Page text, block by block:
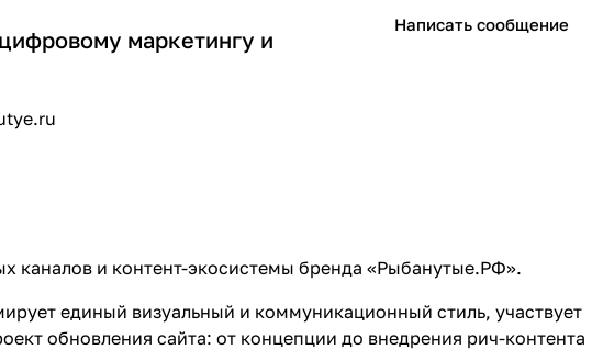
маркетингу и
Написать сообщение
каналов и контент-экосистемы бренда «Рыбанутые.РФ».
единый визуальный и коммуникационный стиль, участвует
обновления сайта: от концепции до внедрения рич-контента